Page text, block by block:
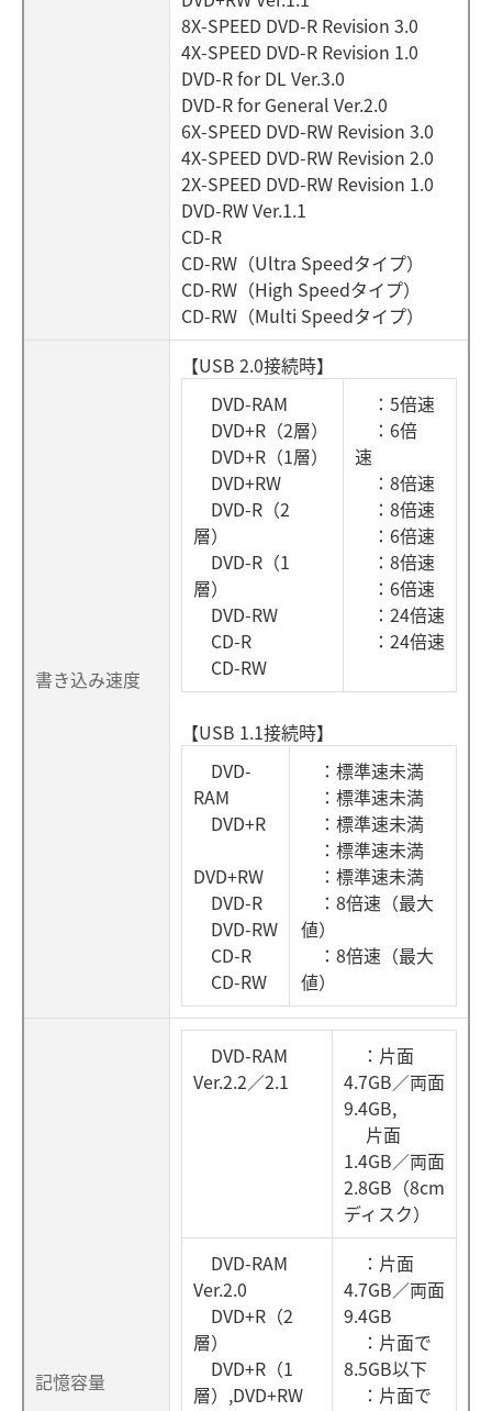
8X-SPEED DVD-R Revision 3.0
4X-SPEED DVD-R Revision 1.0
DVD-R for DL Ver.3.0
DVD-R for General Ver.2.0
6X-SPEED DVD-RW Revision 3.0
4X-SPEED DVD-RW Revision 2.0
2X-SPEED DVD-RW Revision 1.0
DVD-RW Ver.1.1
CD-R
CD-RW（Ultra Speedタイプ）
CD-RW（High Speedタイプ）
CD-RW（Multi Speedタイプ）
書き込み速度
【USB 2.0接続時】
DVD-RAM
DVD+R（2層）
DVD+R（1層）
DVD+RW
DVD-R（2
層）
DVD-R（1
層）
DVD-RW
CD-R
CD-RW
：5倍速
：6倍
速
：8倍速
：8倍速
：6倍速
：8倍速
：6倍速
：24倍速
：24倍速
【USB 1.1接続時】
DVD-
RAM
DVD+R
DVD+RW
DVD-R
DVD-RW
CD-R
CD-RW
：標準速未満
：標準速未満
：標準速未満
：標準速未満
：標準速未満
：8倍速（最大
値）
：8倍速（最大
値）
記憶容量
DVD-RAM
Ver.2.2／2.1
：片面
4.7GB／両面
9.4GB,
片面
1.4GB／両面
2.8GB（8cm
ディスク）
DVD-RAM
Ver.2.0
DVD+R（2
層）
DVD+R（1
層）,DVD+RW
：片面
4.7GB／両面
9.4GB
：片面で
8.5GB以下
：片面で